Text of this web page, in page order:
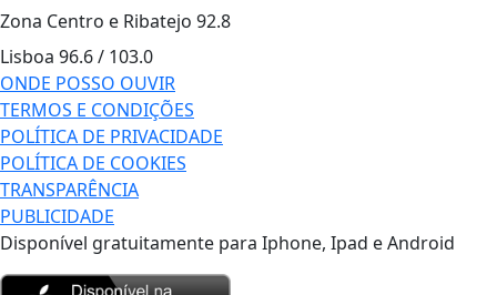
Zona Centro e Ribatejo 92.8
Lisboa 96.6 / 103.0
ONDE POSSO OUVIR
TERMOS E CONDIÇÕES
POLÍTICA DE PRIVACIDADE
POLÍTICA DE COOKIES
TRANSPARÊNCIA
PUBLICIDADE
Disponível gratuitamente para Iphone, Ipad e Android